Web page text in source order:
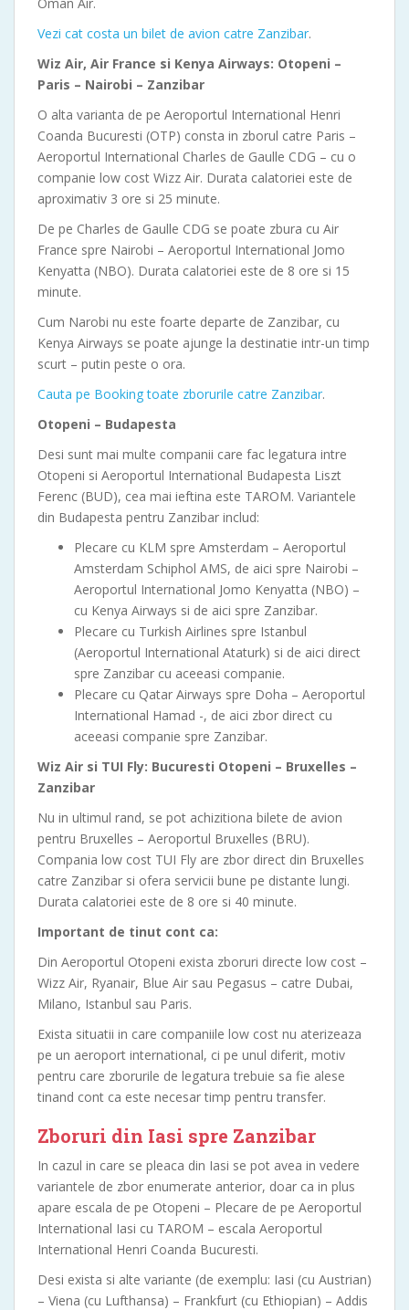
Vezi cat costa un bilet de avion catre Zanzibar.
Wiz Air, Air France si Kenya Airways: Otopeni –
Paris – Nairobi – Zanzibar
O alta varianta de pe Aeroportul International Henri
Coanda Bucuresti (OTP) consta in zborul catre Paris –
Aeroportul International Charles de Gaulle CDG – cu o
companie low cost Wizz Air. Durata calatoriei este de
aproximativ 3 ore si 25 minute.
De pe Charles de Gaulle CDG se poate zbura cu Air
France spre Nairobi – Aeroportul International Jomo
Kenyatta (NBO). Durata calatoriei este de 8 ore si 15
minute.
Cum Narobi nu este foarte departe de Zanzibar, cu
Kenya Airways se poate ajunge la destinatie intr-un timp
scurt – putin peste o ora.
Cauta pe Booking toate zborurile catre Zanzibar.
Otopeni – Budapesta
Desi sunt mai multe companii care fac legatura intre
Otopeni si Aeroportul International Budapesta Liszt
Ferenc (BUD), cea mai ieftina este TAROM. Variantele
din Budapesta pentru Zanzibar includ:
Plecare cu KLM spre Amsterdam – Aeroportul
Amsterdam Schiphol AMS, de aici spre Nairobi –
Aeroportul International Jomo Kenyatta (NBO) –
cu Kenya Airways si de aici spre Zanzibar.
Plecare cu Turkish Airlines spre Istanbul
(Aeroportul International Ataturk) si de aici direct
spre Zanzibar cu aceeasi companie.
Plecare cu Qatar Airways spre Doha – Aeroportul
International Hamad -, de aici zbor direct cu
aceeasi companie spre Zanzibar.
Wiz Air si TUI Fly: Bucuresti Otopeni – Bruxelles –
Zanzibar
Nu in ultimul rand, se pot achizitiona bilete de avion
pentru Bruxelles – Aeroportul Bruxelles (BRU).
Compania low cost TUI Fly are zbor direct din Bruxelles
catre Zanzibar si ofera servicii bune pe distante lungi.
Durata calatoriei este de 8 ore si 40 minute.
Important de tinut cont ca:
Din Aeroportul Otopeni exista zboruri directe low cost –
Wizz Air, Ryanair, Blue Air sau Pegasus – catre Dubai,
Milano, Istanbul sau Paris.
Exista situatii in care companiile low cost nu aterizeaza
pe un aeroport international, ci pe unul diferit, motiv
pentru care zborurile de legatura trebuie sa fie alese
tinand cont ca este necesar timp pentru transfer.
Zboruri din Iasi spre Zanzibar
In cazul in care se pleaca din Iasi se pot avea in vedere
variantele de zbor enumerate anterior, doar ca in plus
apare escala de pe Otopeni – Plecare de pe Aeroportul
International Iasi cu TAROM – escala Aeroportul
International Henri Coanda Bucuresti.
Desi exista si alte variante (de exemplu: Iasi (cu Austrian)
– Viena (cu Lufthansa) – Frankfurt (cu Ethiopian) – Addis